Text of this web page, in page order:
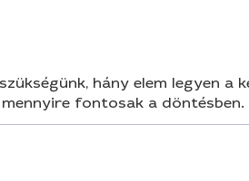
hány elem legyen a
fontosak a döntésben.